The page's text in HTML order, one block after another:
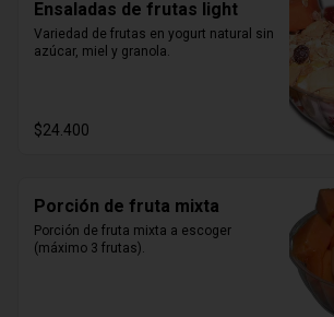
Ensaladas de frutas light
Variedad de frutas en yogurt natural sin
azúcar, miel y granola.
$24.400
Porción de fruta mixta
Porción de fruta mixta a escoger
(máximo 3 frutas).